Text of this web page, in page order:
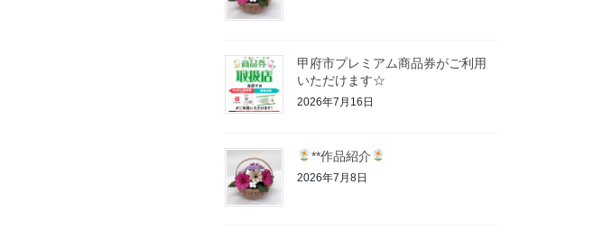
甲府市プレミアム商品券がご利用
いただけます☆
2026年7月16日
**作品紹介
2026年7月8日